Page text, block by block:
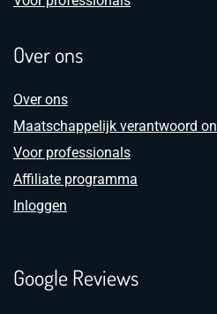
Over ons
Over ons
Maatschappelijk verantwoord
Voor professionals
Affiliate programma
Inloggen
Google Reviews